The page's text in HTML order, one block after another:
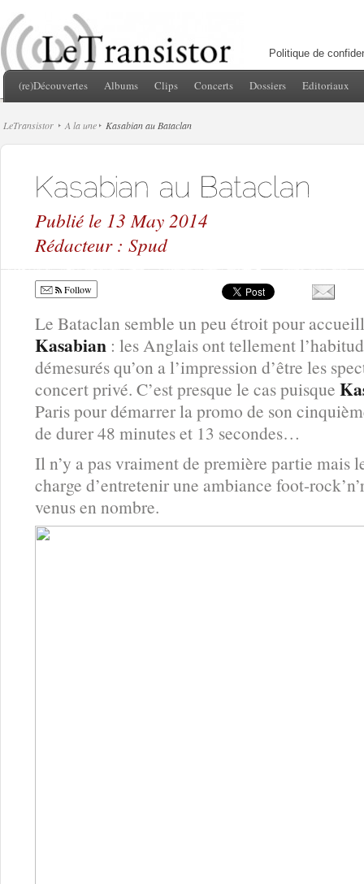
Politique de
(re)Découvertes Albums Clips Concerts Dossiers Editoriaux
LeTransistor A la une Kasabian au Bataclan
Publié le 13 May 2014
Rédacteur : Spud
Follow
Le Bataclan semble un peu étroit pour
Kasabian : les Anglais ont tellement
démesurés qu’on a l’impression d’être les
concert privé. C’est presque le cas puisque
Paris pour démarrer la promo de son
de durer 48 minutes et 13 secondes…
Il n’y a pas vraiment de première partie mais
charge d’entretenir une ambiance foot-
venus en nombre.